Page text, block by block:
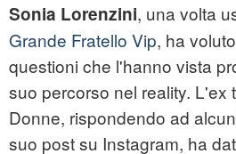
Sonia Lorenzini, una volta
Grande Fratello Vip, ha
questioni che l'hanno vista
suo percorso nel reality. L'ex
Donne, rispondendo ad
suo post su Instagram, ha